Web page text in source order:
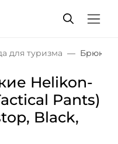
для туризма Брюки
Helikon-
Pants)
Black,